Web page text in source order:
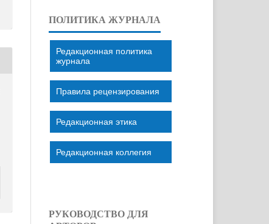
ПОЛИТИКА ЖУРНАЛА
Редакционная политика
журнала
Правила рецензирования
Редакционная этика
Редакционная коллегия
РУКОВОДСТВО ДЛЯ